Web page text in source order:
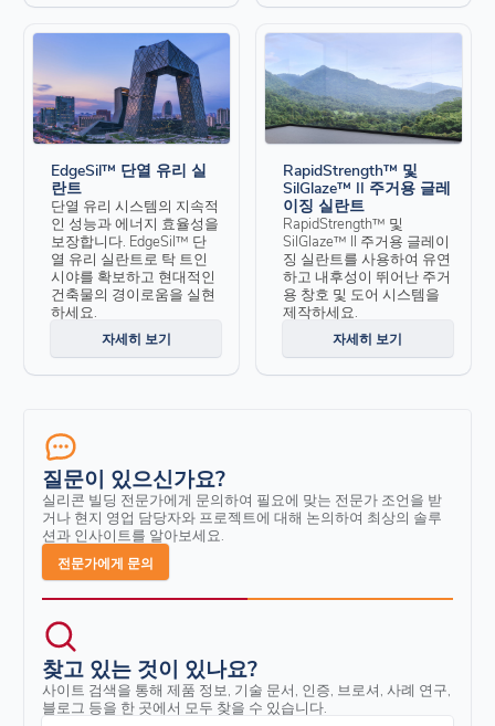
EdgeSil™ 단열 유리 실
란트
단열 유리 시스템의 지속적
인 성능과 에너지 효율성을
보장합니다. EdgeSil™ 단
열 유리 실란트로 탁 트인
시야를 확보하고 현대적인
건축물의 경이로움을 실현
하세요.
자세히 보기
RapidStrength™ 및
SilGlaze™ II 주거용 글레
이징 실란트
RapidStrength™ 및
SilGlaze™ II 주거용 글레이
징 실란트를 사용하여 유연
하고 내후성이 뛰어난 주거
용 창호 및 도어 시스템을
제작하세요.
자세히 보기
질문이 있으신가요?
실리콘 빌딩 전문가에게 문의하여 필요에 맞는 전문가 조언을 받
거나 현지 영업 담당자와 프로젝트에 대해 논의하여 최상의 솔루
션과 인사이트를 알아보세요.
전문가에게 문의
찾고 있는 것이 있나요?
사이트 검색을 통해 제품 정보, 기술 문서, 인증, 브로셔, 사례 연구,
블로그 등을 한 곳에서 모두 찾을 수 있습니다.